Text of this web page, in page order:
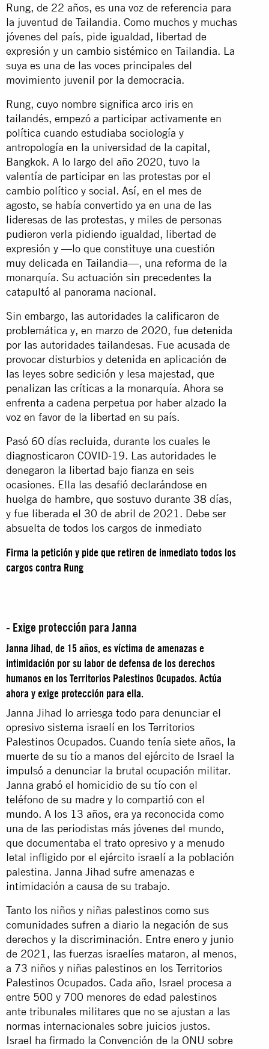
Rung, de 22 años, es una voz de referencia para
la juventud de Tailandia. Como muchos y muchas
jóvenes del país, pide igualdad, libertad de
expresión y un cambio sistémico en Tailandia. La
suya es una de las voces principales del
movimiento juvenil por la democracia.
Rung, cuyo nombre significa arco iris en
tailandés, empezó a participar activamente en
política cuando estudiaba sociología y
antropología en la universidad de la capital,
Bangkok. A lo largo del año 2020, tuvo la
valentía de participar en las protestas por el
cambio político y social. Así, en el mes de
agosto, se había convertido ya en una de las
lideresas de las protestas, y miles de personas
pudieron verla pidiendo igualdad, libertad de
expresión y —lo que constituye una cuestión
muy delicada en Tailandia—, una reforma de la
monarquía. Su actuación sin precedentes la
catapultó al panorama nacional.
Sin embargo, las autoridades la calificaron de
problemática y, en marzo de 2020, fue detenida
por las autoridades tailandesas. Fue acusada de
provocar disturbios y detenida en aplicación de
las leyes sobre sedición y lesa majestad, que
penalizan las críticas a la monarquía. Ahora se
enfrenta a cadena perpetua por haber alzado la
voz en favor de la libertad en su país.
Pasó 60 días recluida, durante los cuales le
diagnosticaron COVID-19. Las autoridades le
denegaron la libertad bajo fianza en seis
ocasiones. Ella las desafió declarándose en
huelga de hambre, que sostuvo durante 38 días,
y fue liberada el 30 de abril de 2021. Debe ser
absuelta de todos los cargos de inmediato
Firma la petición y pide que retiren de inmediato todos los
cargos contra Rung
- Exige protección para Janna
Janna Jihad, de 15 años, es víctima de amenazas e
intimidación por su labor de defensa de los derechos
humanos en los Territorios Palestinos Ocupados. Actúa
ahora y exige protección para ella.
Janna Jihad lo arriesga todo para denunciar el
opresivo sistema israelí en los Territorios
Palestinos Ocupados. Cuando tenía siete años, la
muerte de su tío a manos del ejército de Israel la
impulsó a denunciar la brutal ocupación militar.
Janna grabó el homicidio de su tío con el
teléfono de su madre y lo compartió con el
mundo. A los 13 años, era ya reconocida como
una de las periodistas más jóvenes del mundo,
que documentaba el trato opresivo y a menudo
letal infligido por el ejército israelí a la población
palestina. Janna Jihad sufre amenazas e
intimidación a causa de su trabajo.
Tanto los niños y niñas palestinos como sus
comunidades sufren a diario la negación de sus
derechos y la discriminación. Entre enero y junio
de 2021, las fuerzas israelíes mataron, al menos,
a 73 niños y niñas palestinos en los Territorios
Palestinos Ocupados. Cada año, Israel procesa a
entre 500 y 700 menores de edad palestinos
ante tribunales militares que no se ajustan a las
normas internacionales sobre juicios justos.
Israel ha firmado la Convención de la ONU sobre